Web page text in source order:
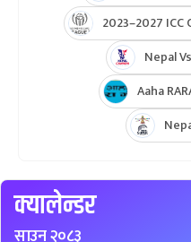
2023–2027
Nepal
Aaha
क्यालेन्डर
साउन २०८३